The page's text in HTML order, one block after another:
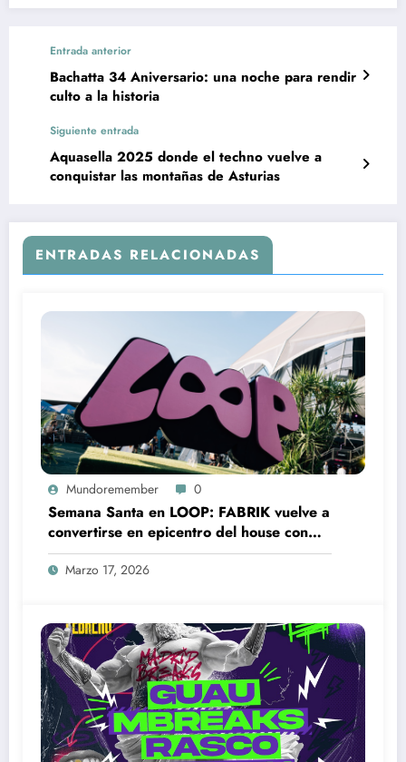
Entrada anterior
Bachatta 34 Aniversario: una noche para rendir
culto a la historia
Siguiente entrada
Aquasella 2025 donde el techno vuelve a
conquistar las montañas de Asturias
ENTRADAS RELACIONADAS
Mundoremember 0
Semana Santa en LOOP: FABRIK vuelve a
convertirse en epicentro del house con
Loco Dice, Franky Rizardo o BLOND:ISH
Marzo 17, 2026